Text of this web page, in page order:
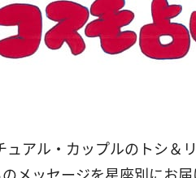
アル・カップルのトシ